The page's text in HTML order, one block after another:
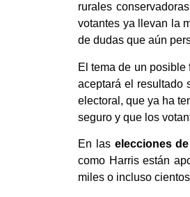
rurales
votantes ya llevan la
de dudas que aún
El tema de un
aceptará el resultado
electoral, que ya ha
seguro y que los
En laselecciones de
como Harris están
miles o incluso